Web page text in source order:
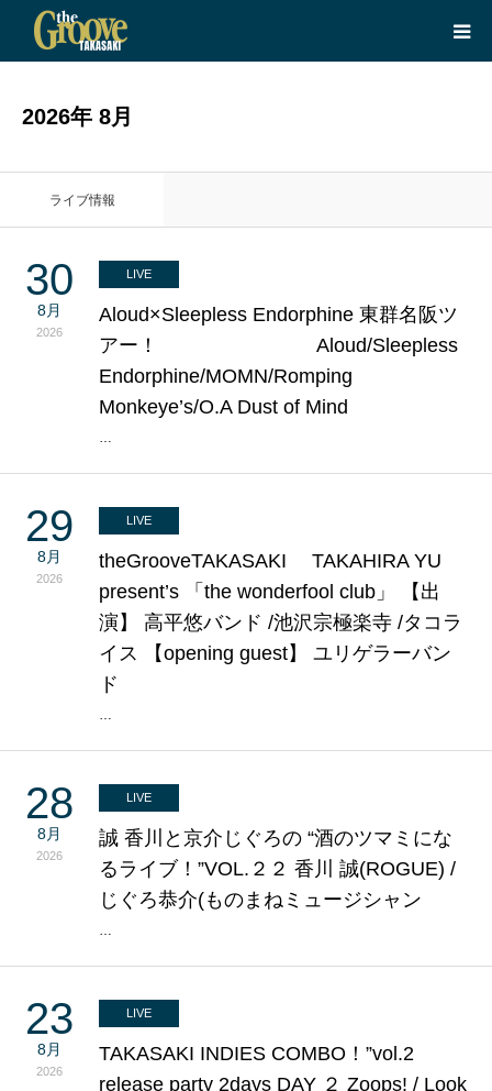
2026年 8月
ライブ情報
30
8月
2026
LIVE
Aloud×Sleepless Endorphine 東群名阪ツ
アー！ Aloud/Sleepless
Endorphine/MOMN/Romping
Monkeye’s/O.A Dust of Mind
…
29
8月
2026
LIVE
theGrooveTAKASAKI TAKAHIRA YU
present’s 「the wonderfool club」 【出
演】 高平悠バンド /池沢宗極楽寺 /タコラ
イス 【opening guest】 ユリゲラーバン
ド
…
28
8月
2026
LIVE
誠 香川と京介じぐろの “酒のツマミにな
るライブ！”VOL.２２ 香川 誠(ROGUE) /
じぐろ恭介(ものまねミュージシャン
…
23
8月
2026
LIVE
TAKASAKI INDIES COMBO！”vol.2
release party 2days DAY ２ Zoops! / Look
BOOKING
ABOUT
CONTACT